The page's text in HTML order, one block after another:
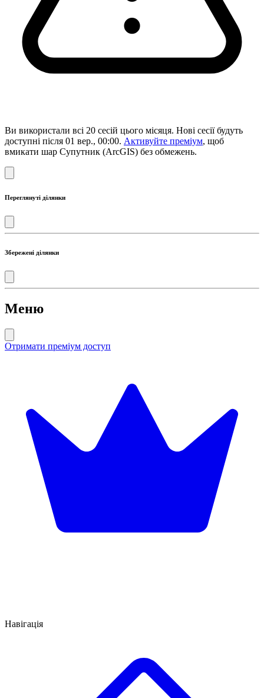
Ви використали всі 20 сесій цього місяця. Нові сесії будуть
доступні після 01 вер., 00:00. Активуйте преміум, щоб
вмикати шар Супутник (ArcGIS) без обмежень.
Переглянуті ділянки
Збережені ділянки
Меню
Отримати преміум доступ
Навігація